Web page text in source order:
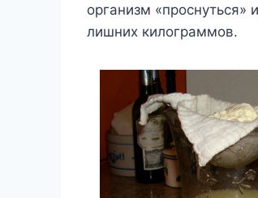
организм «проснуться»
лишних килограммов.